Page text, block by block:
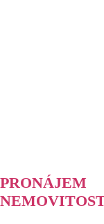
PRONÁJEM